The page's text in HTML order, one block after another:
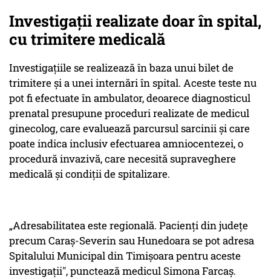
Investigaţii realizate doar în spital,
cu trimitere medicală
Investigaţiile se realizează în baza unui bilet de
trimitere şi a unei internări în spital. Aceste teste nu
pot fi efectuate în ambulator, deoarece diagnosticul
prenatal presupune proceduri realizate de medicul
ginecolog, care evaluează parcursul sarcinii şi care
poate indica inclusiv efectuarea amniocentezei, o
procedură invazivă, care necesită supraveghere
medicală şi condiţii de spitalizare.
„Adresabilitatea este regională. Pacienţi din judeţe
precum Caraş-Severin sau Hunedoara se pot adresa
Spitalului Municipal din Timişoara pentru aceste
investigaţii", punctează medicul Simona Farcaş.